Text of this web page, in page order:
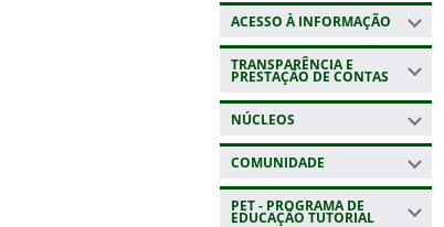
ACESSO À INFORMAÇÃO
TRANSPARÊNCIA E
PRESTAÇÃO DE CONTAS
NÚCLEOS
COMUNIDADE
PET - PROGRAMA DE
EDUCAÇÃO TUTORIAL